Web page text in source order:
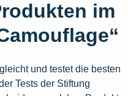
im
und testet die besten
Tests der Stiftung